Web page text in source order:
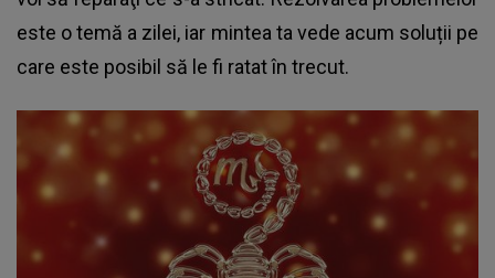
este o temă a zilei, iar mintea ta vede acum soluții pe
care este posibil să le fi ratat în trecut.